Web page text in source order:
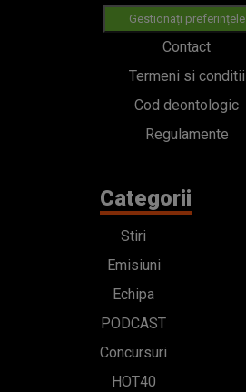
Gestionați preferințele
Contact
Termeni si conditii
Cod deontologic
Regulamente
Categorii
Stiri
Emisiuni
Echipa
PODCAST
Concursuri
HOT40